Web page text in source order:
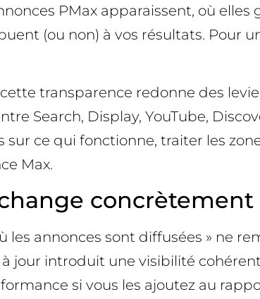
PMax apparaissent, où
(ou non) à vos résultats. Pour
transparence redonne des
Search, Display, YouTube,
ce qui fonctionne, traiter les
Max.
concrètement
les annonces sont diffusées » ne
jour introduit une visibilité
si vous les ajoutez au